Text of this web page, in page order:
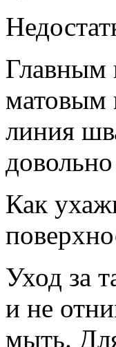
Главным
матовым
линия
Как
Уход за
и не
мыть.